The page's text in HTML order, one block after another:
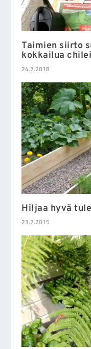
Taimien siirto
kokkailua
24.7.2018
Hiljaa hyvä
23.7.2015